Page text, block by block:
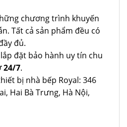
chương trình khuyến
Tất cả sản phẩm đều có
đủ.
đặt bảo hành uy tín chu
24/7.
bị nhà bếp Royal: 346
Hai Bà Trưng, Hà Nội,